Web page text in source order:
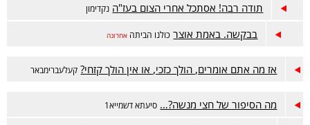
תודה רבה! אסתכל אחרי הצום בעז"ה נקדימון
בבקשה. באמת אוצר כולנו הביתה אחרונה
אז מה אתם אומרים, הולך כזכי, או אין הולך קזחי? קעלעברימבאר
מה הסיפור של חצי מנשה?… סיעתא דשמייא1